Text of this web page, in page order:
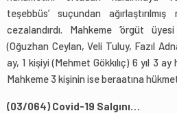
teşebbüs’ suçundan
cezalandırdı. Mahkeme ‘örgüt
(Oğuzhan Ceylan, Veli Tuluy, Fazıl
ay, 1 kişiyi (Mehmet Gökkılıç) 6 yıl 3 ay
Mahkeme 3 kişinin ise beraatına
(03/064) Covid-19 Salgını…